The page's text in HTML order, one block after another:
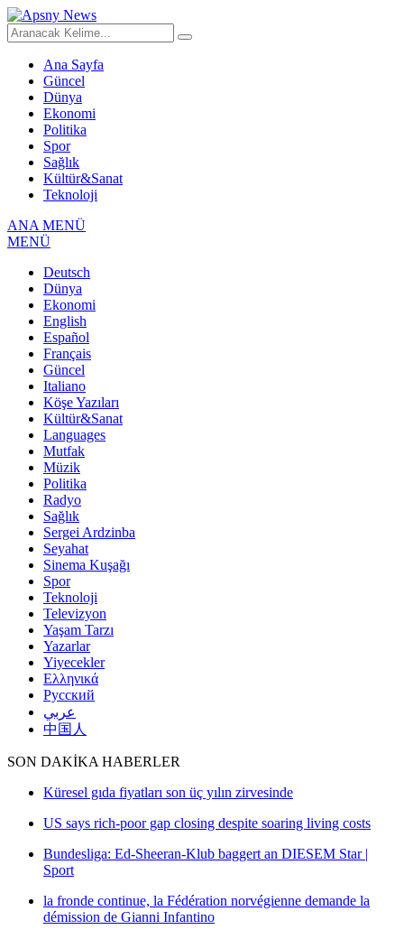
Ana Sayfa
Güncel
Dünya
Ekonomi
Politika
Spor
Sağlık
Kültür&Sanat
Teknoloji
ANA MENÜ
MENÜ
Deutsch
Dünya
Ekonomi
English
Español
Français
Güncel
Italiano
Köşe Yazıları
Kültür&Sanat
Languages
Mutfak
Müzik
Politika
Radyo
Sağlık
Sergei Ardzinba
Seyahat
Sinema Kuşağı
Spor
Teknoloji
Televizyon
Yaşam Tarzı
Yazarlar
Yiyecekler
Ελληνικά
Русский
عربي
中国人
SON DAKİKA HABERLER
Küresel gıda fiyatları son üç yılın zirvesinde
US says rich-poor gap closing despite soaring living costs
Bundesliga: Ed-Sheeran-Klub baggert an DIESEM Star |
Sport
la fronde continue, la Fédération norvégienne demande la
démission de Gianni Infantino